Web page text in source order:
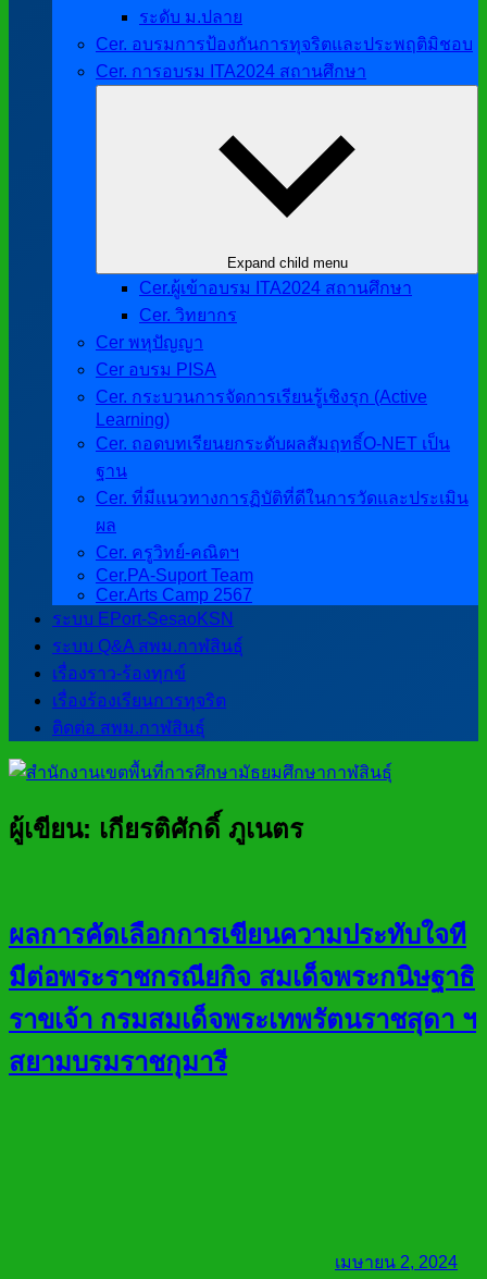
ระดับ ม.ปลาย
Cer. อบรมการป้องกันการทุจริตและประพฤติมิชอบ
Cer. การอบรม ITA2024 สถานศึกษา
Expand child menu
Cer.ผู้เข้าอบรม ITA2024 สถานศึกษา
Cer. วิทยากร
Cer พหุปัญญา
Cer อบรม PISA
Cer. กระบวนการจัดการเรียนรู้เชิงรุก (Active
Learning)
Cer. ถอดบทเรียนยกระดับผลสัมฤทธิ์O-NET เป็น
ฐาน
Cer. ที่มีแนวทางการฏิบัติที่ดีในการวัดและประเมิน
ผล
Cer. ครูวิทย์-คณิตฯ
Cer.PA-Suport Team
Cer.Arts Camp 2567
ระบบ EPort-SesaoKSN
ระบบ Q&A สพม.กาฬสินธุ์
เรื่องราว-ร้องทุกข์
เรื่องร้องเรียนการทุจริต
ติดต่อ สพม.กาฬสินธุ์
ผู้เขียน: เกียรติศักดิ์ ภูเนตร
ผลการคัดเลือกการเขียนความประทับใจที
มีต่อพระราชกรณียกิจ สมเด็จพระกนิษฐาธิ
ราขเจ้า กรมสมเด็จพระเทพรัตนราชสุดา ฯ
สยามบรมราชกุมารี
เมษายน 2, 2024